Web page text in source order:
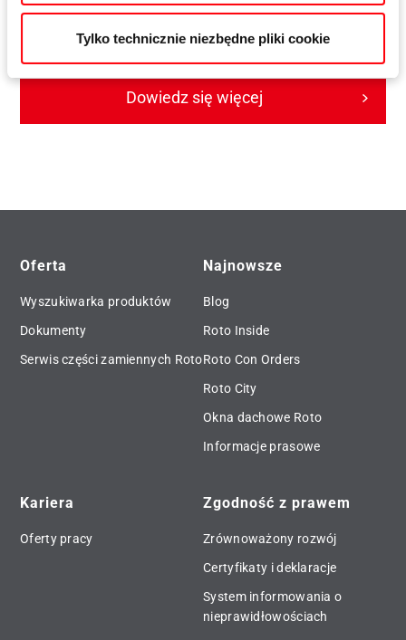
Tylko technicznie niezbędne pliki cookie
Uniwersalne okucie Roto Patio Alversa do drzwi
równolegle i uchylno-przesuwnych
Dowiedz się więcej
Oferta
Wyszukiwarka produktów
Dokumenty
Serwis części zamiennych Roto
Najnowsze
Blog
Roto Inside
Roto Con Orders
Roto City
Okna dachowe Roto
Informacje prasowe
Kariera
Oferty pracy
Zgodność z prawem
Zrównoważony rozwój
Certyfikaty i deklaracje
System informowania o
nieprawidłowościach